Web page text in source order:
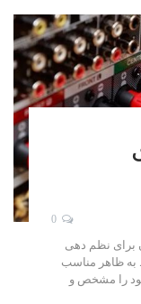
0
برای نظم دهی
به ظاهر مناسب
را مشخص و